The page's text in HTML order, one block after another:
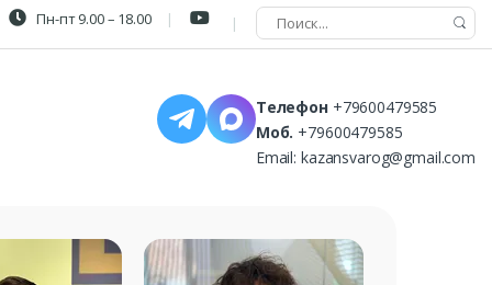
Пн-пт 9.00 – 18.00
Телефон +79600479585
Моб. +79600479585
Email: kazansvarog@gmail.com